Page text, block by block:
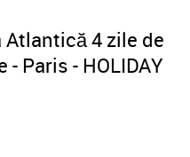
Atlantică 4 zile de
Paris - HOLIDAY